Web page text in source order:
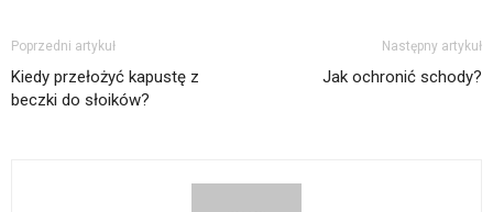
Poprzedni artykuł
Kiedy przełożyć kapustę z
beczki do słoików?
Następny artykuł
Jak ochronić schody?